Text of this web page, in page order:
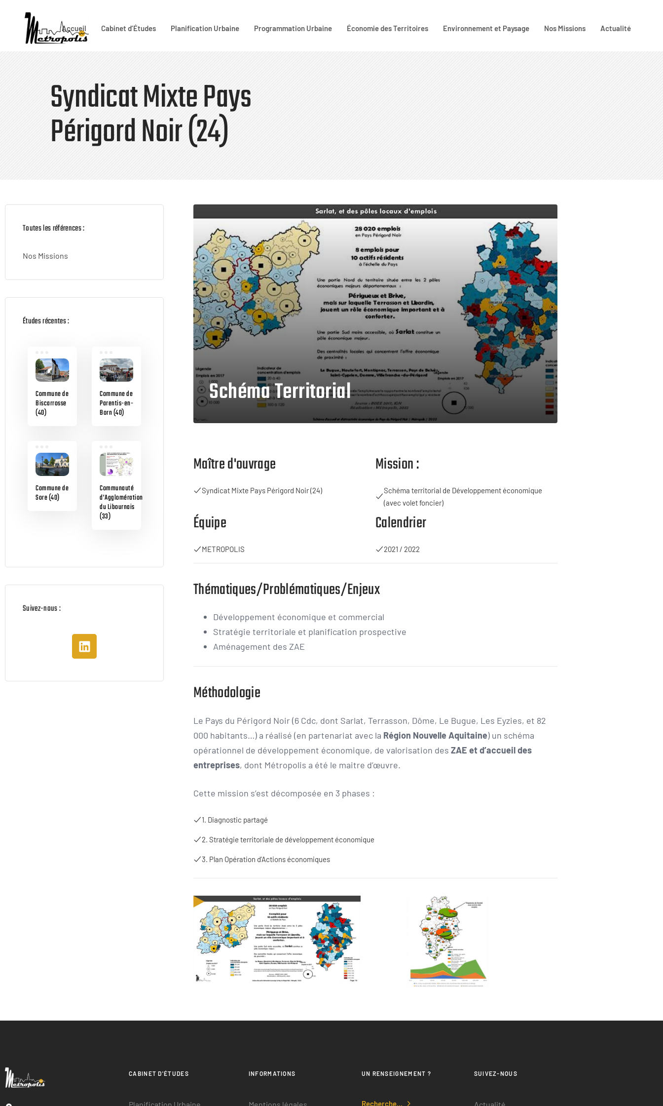
Accueil Cabinet d’Études Planification Urbaine Programmation Urbaine Économie des Territoires Environnement et Paysage Nos Missions Actualité
Syndicat Mixte Pays
Périgord Noir (24)
Toutes les références :
Nos Missions
Études récentes :
Commune de
Biscarrosse
(40)
Commune de
Parentis-en-
Born (40)
Commune de
Sore (40)
Communauté
d’Agglomération
du Libournais
(33)
Suivez-nous :
Schéma Territorial
Maître d'ouvrage
Syndicat Mixte Pays Périgord Noir (24)
Mission :
Schéma territorial de Développement économique
(avec volet foncier)
Équipe
METROPOLIS
Calendrier
2021 / 2022
Thématiques/Problématiques/Enjeux
Développement économique et commercial
Stratégie territoriale et planification prospective
Aménagement des ZAE
Méthodologie
Le Pays du Périgord Noir (6 Cdc, dont Sarlat, Terrasson, Dôme, Le Bugue, Les Eyzies, et 82
000 habitants…) a réalisé (en partenariat avec la Région Nouvelle Aquitaine) un schéma
opérationnel de développement économique, de valorisation des ZAE et d’accueil des
entreprises, dont Métropolis a été le maitre d’œuvre.
Cette mission s’est décomposée en 3 phases :
1. Diagnostic partagé
2. Stratégie territoriale de développement économique
3. Plan Opération d’Actions économiques
CABINET D'ÉTUDES INFORMATIONS UN RENSEIGNEMENT ?
Recherche...
SUIVEZ-NOUS